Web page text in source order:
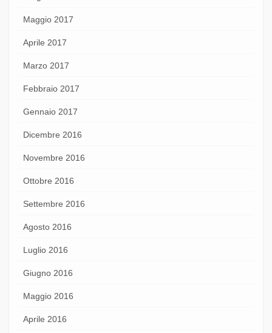
Maggio 2017
Aprile 2017
Marzo 2017
Febbraio 2017
Gennaio 2017
Dicembre 2016
Novembre 2016
Ottobre 2016
Settembre 2016
Agosto 2016
Luglio 2016
Giugno 2016
Maggio 2016
Aprile 2016